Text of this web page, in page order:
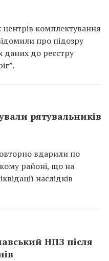
комплектування
про підозру
даних до реєстру
рятувальників
вдарили по
районі, що на
наслідків
НПЗ після